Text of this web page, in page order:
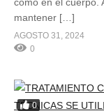
mantener […]
AGOSTO 31, 2024
0
0